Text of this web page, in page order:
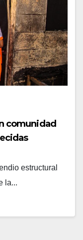
comunidad
estructural
la...